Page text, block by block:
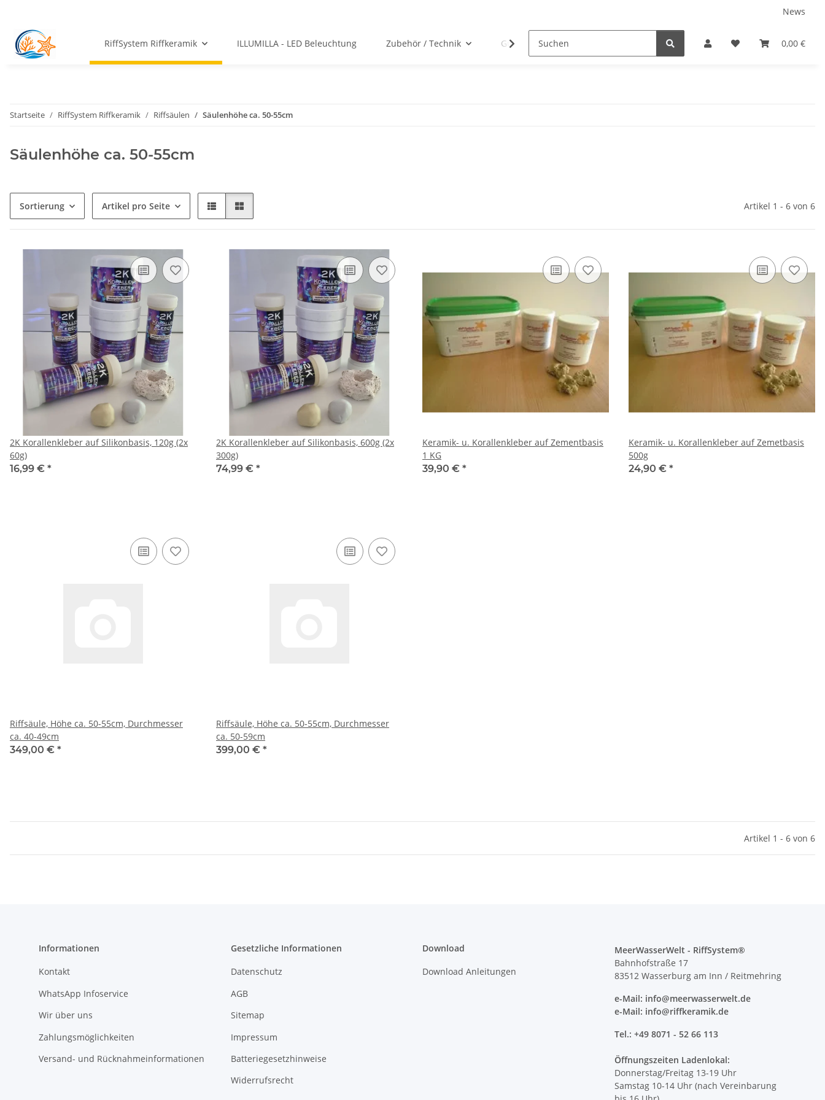
News
0,00 €
RiffSystem Riffkeramik ILLUMILLA - LED Beleuchtung Zubehör / Technik Gutscheine
Startseite RiffSystem Riffkeramik Riffsäulen Säulenhöhe ca. 50-55cm
Säulenhöhe ca. 50-55cm
Sortierung Artikel pro Seite Artikel 1 - 6 von 6
2K Korallenkleber auf Silikonbasis, 120g (2x
60g)
16,99 € *
2K Korallenkleber auf Silikonbasis, 600g (2x
300g)
74,99 € *
Keramik- u. Korallenkleber auf Zementbasis
1 KG
39,90 € *
Keramik- u. Korallenkleber auf Zemetbasis
500g
24,90 € *
Riffsäule, Höhe ca. 50-55cm, Durchmesser
ca. 40-49cm
349,00 € *
Riffsäule, Höhe ca. 50-55cm, Durchmesser
ca. 50-59cm
399,00 € *
Artikel 1 - 6 von 6
Informationen
Kontakt
WhatsApp Infoservice
Wir über uns
Zahlungsmöglichkeiten
Versand- und Rücknahmeinformationen
Gesetzliche Informationen
Datenschutz
AGB
Sitemap
Impressum
Batteriegesetzhinweise
Widerrufsrecht
Download
Download Anleitungen
MeerWasserWelt - RiffSystem®
Bahnhofstraße 17
83512 Wasserburg am Inn / Reitmehring
e-Mail: info@meerwasserwelt.de
e-Mail: info@riffkeramik.de
Tel.: +49 8071 - 52 66 113
Öffnungszeiten Ladenlokal:
Donnerstag/Freitag 13-19 Uhr
Samstag 10-14 Uhr (nach Vereinbarung